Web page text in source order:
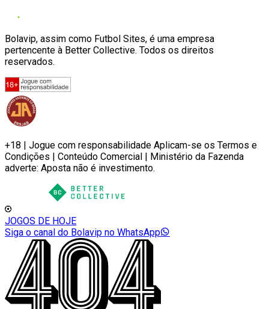
Bolavip, assim como Futbol Sites, é uma empresa
pertencente à Better Collective. Todos os direitos
reservados.
+18 | Jogue com responsabilidade Aplicam-se os Termos e
Condições | Conteúdo Comercial | Ministério da Fazenda
adverte: Aposta não é investimento.
JOGOS DE HOJE
Siga o canal do Bolavip no WhatsApp